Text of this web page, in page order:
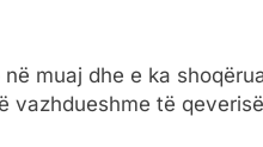
muaj dhe e ka
të